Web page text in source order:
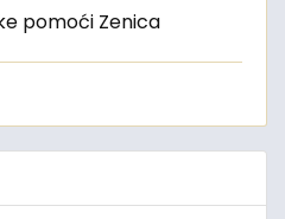
pomoći Zenica